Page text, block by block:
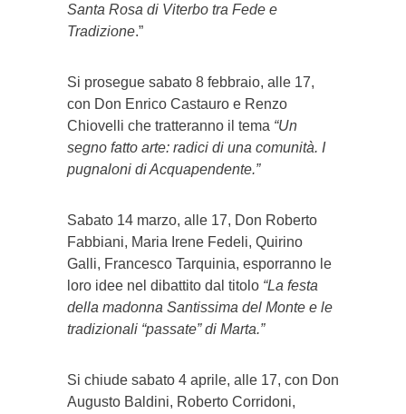
Santa Rosa di Viterbo tra Fede e
Tradizione.”
Si prosegue sabato 8 febbraio, alle 17,
con Don Enrico Castauro e Renzo
Chiovelli che tratteranno il tema “Un
segno fatto arte: radici di una comunità. I
pugnaloni di Acquapendente.”
Sabato 14 marzo, alle 17, Don Roberto
Fabbiani, Maria Irene Fedeli, Quirino
Galli, Francesco Tarquinia, esporranno le
loro idee nel dibattito dal titolo “La festa
della madonna Santissima del Monte e le
tradizionali “passate” di Marta.”
Si chiude sabato 4 aprile, alle 17, con Don
Augusto Baldini, Roberto Corridoni,